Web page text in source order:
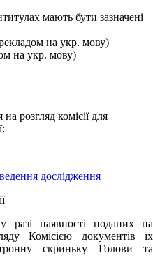
мають бути зазначені
на укр. мову)
на укр. мову)
розгляд комісії для
дослідження
у разі наявності поданих на
Комісією документів їх
скриньку Голови та